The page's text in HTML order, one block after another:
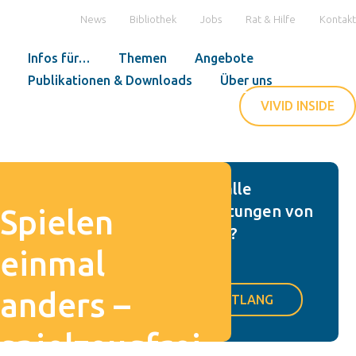
News Bibliothek Jobs Rat & Hilfe Kontakt
Infos für… Themen
Angebote
Publikationen & Downloads
Über uns
VIVID INSIDE
Spielen
einmal
anders –
spielzeugfrei
Du willst alle
Veranstaltungen von
uns sehen?
HIER ENTLANG